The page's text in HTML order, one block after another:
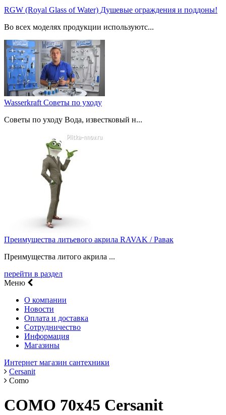
RGW (Royal Glass of Water) Душевые ограждения и поддоны!
Во всех моделях продукции используютс...
Wasserkraft Советы по уходу
Советы по уходу Вода, известковый н...
Преимущества литьевого акрила RAVAK / Равак
Преимущества литого акрила ...
перейти в раздел
Меню
О компании
Новости
Оплата и доставка
Сотрудничество
Информация
Магазины
Интернет магазин сантехники
Cersanit
Como
COMO 70х45 Cersanit